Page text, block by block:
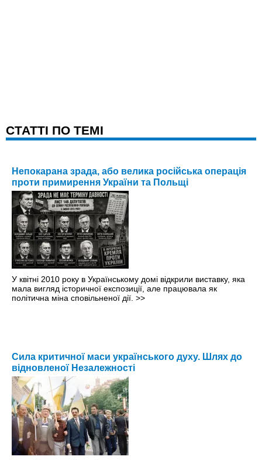
CТАТТІ ПО ТЕМІ
Непокарана зрада, або велика російська операція
проти примирення України та Польщі
У квітні 2010 року в Українському домі відкрили виставку, яка
мала вигляд історичної експозиції, але працювала як
політична міна сповільненої дії. >>
Сила критичної маси українського духу. Шлях до
відновленої Незалежності